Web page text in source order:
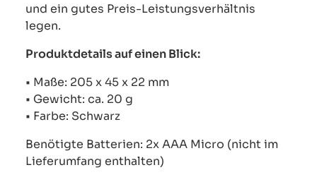
und ein gutes Preis-Leistungsverhältnis
legen.
Produktdetails auf einen Blick:
• Maße: 205 x 45 x 22 mm
• Gewicht: ca. 20 g
• Farbe: Schwarz
Benötigte Batterien: 2x AAA Micro (nicht im
Lieferumfang enthalten)